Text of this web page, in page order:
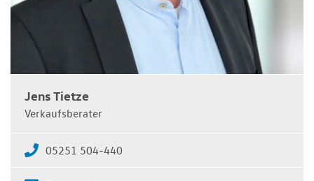
Jens Tietze
Verkaufsberater
05251 504-440